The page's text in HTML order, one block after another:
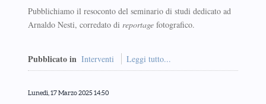
Pubblichiamo il resoconto del seminario di studi dedicato ad
Arnaldo Nesti, corredato di reportagefotografico.
Pubblicato in Interventi Leggi tutto...
Lunedì, 17 Marzo 2025 14:50